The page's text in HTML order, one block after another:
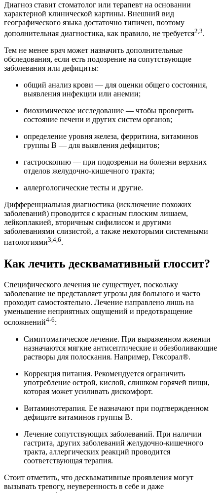
Диагноз ставит стоматолог или терапевт на основании
характерной клинической картины. Внешний вид
географического языка достаточно типичен, поэтому
дополнительная диагностика, как правило, не требуется2,3.
Тем не менее врач может назначить дополнительные
обследования, если есть подозрение на сопутствующие
заболевания или дефициты:
общий анализ крови — для оценки общего состояния,
выявления инфекции или анемии;
биохимическое исследование — чтобы проверить
состояние печени и других систем органов;
определение уровня железа, ферритина, витаминов
группы В — для выявления дефицитов;
гастроскопию — при подозрении на болезни верхних
отделов желудочно-кишечного тракта;
аллергологические тесты и другие.
Дифференциальная диагностика (исключение похожих
заболеваний) проводится с красным плоским лишаем,
лейкоплакией, вторичным сифилисом и другими
заболеваниями слизистой, а также некоторыми системными
патологиями3,4,6.
Как лечить десквамативный глоссит?
Специфического лечения не существует, поскольку
заболевание не представляет угрозы для больного и часто
проходит самостоятельно. Лечение направлено лишь на
уменьшение неприятных ощущений и предотвращение
осложнений4-6:
Симптоматическое лечение. При выраженном жжении
назначаются мягкие антисептические и обезболивающие
растворы для полоскания. Например, Гексорал®.
Коррекция питания. Рекомендуется ограничить
употребление острой, кислой, слишком горячей пищи,
которая может усиливать дискомфорт.
Витаминотерапия. Ее назначают при подтвержденном
дефиците витаминов группы В.
Лечение сопутствующих заболеваний. При наличии
гастрита, других заболеваний желудочно-кишечного
тракта, аллергических реакций проводится
соответствующая терапия.
Стоит отметить, что десквамативные проявления могут
вызывать тревогу, неуверенность в себе и даже